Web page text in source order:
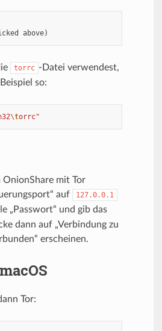
above)
torrc -Datei verwendest,
so:
\torrc"
mit Tor
auf
127.0.0.1
„Passwort“ und gib das
dann auf „Verbindung zu
erscheinen.
Tor: